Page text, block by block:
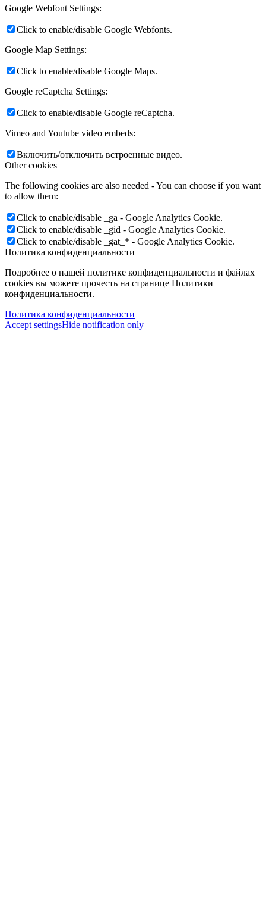
Google Webfont Settings:
Click to enable/disable Google Webfonts.
Google Map Settings:
Click to enable/disable Google Maps.
Google reCaptcha Settings:
Click to enable/disable Google reCaptcha.
Vimeo and Youtube video embeds:
Включить/отключить встроенные видео.
Other cookies
The following cookies are also needed - You can choose if you want
to allow them:
Click to enable/disable _ga - Google Analytics Cookie.
Click to enable/disable _gid - Google Analytics Cookie.
Click to enable/disable _gat_* - Google Analytics Cookie.
Политика конфиденциальности
Подробнее о нашей политике конфиденциальности и файлах
cookies вы можете прочесть на странице Политики
конфиденциальности.
Политика конфиденциальности
Accept settingsHide notification only